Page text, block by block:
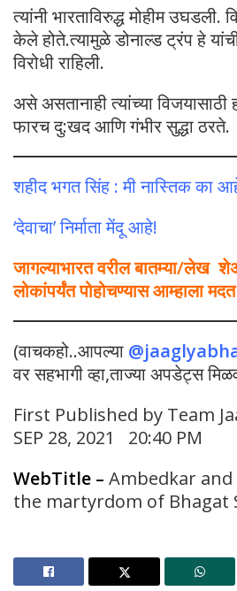
त्यांनी भारताविरुद्ध मोहीम
केले होते.त्यामुळे डोनाल्ड ट्रंप हे
विरोधी राहिली.
असे असतानाही त्यांच्या
फारच दु:खद आणि गंभीर सुद्धा ठरते.
शहीद भगत सिंह : मी नास्तिक का
‘देवाचा’ निर्माता मेंदू आहे!
जागल्याभारत वरील बातम्या/लेख
लोकांपर्यंत पोहोचण्यास आम्हाला
(वाचकहो..आपल्या
वर सहभागी व्हा,ताज्या अपडेट्स
First Published by Team
SEP 28, 2021 20:40 PM
WebTitle – Ambedkar and
the martyrdom of Bhagat